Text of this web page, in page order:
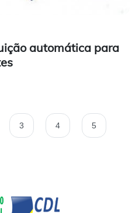
automática para
3 4 5